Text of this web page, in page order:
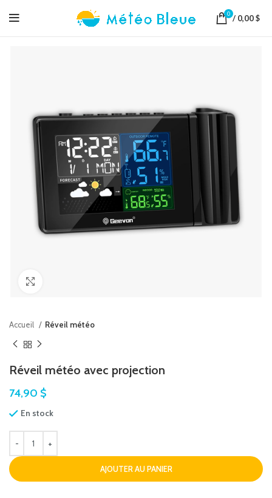
0 / 0,00$
Accueil Réveil météo
Réveil météo avec projection
74,90 $
En stock
AJOUTER AU PANIER